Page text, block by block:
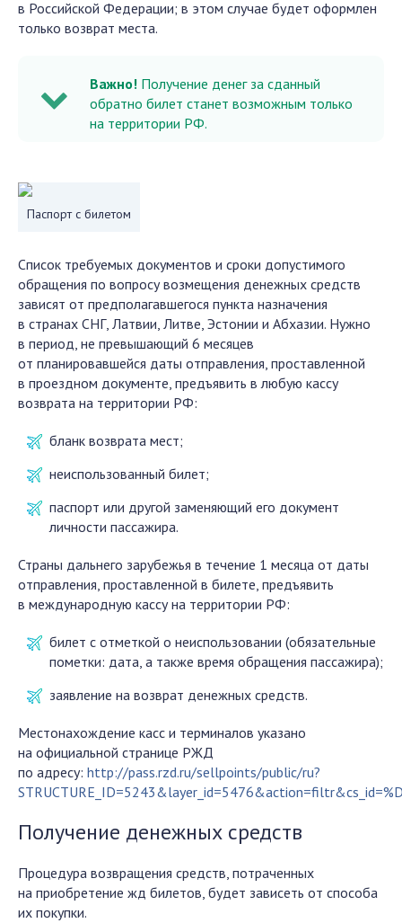
в Российской Федерации; в этом случае будет оформлен
только возврат места.
Важно! Получение денег за сданный
обратно билет станет возможным только
на территории РФ.
Паспорт с билетом
Список требуемых документов и сроки допустимого
обращения по вопросу возмещения денежных средств
зависят от предполагавшегося пункта назначения
в странах СНГ, Латвии, Литве, Эстонии и Абхазии. Нужно
в период, не превышающий 6 месяцев
от планировавшейся даты отправления, проставленной
в проездном документе, предъявить в любую кассу
возврата на территории РФ:
бланк возврата мест;
неиспользованный билет;
паспорт или другой заменяющий его документ
личности пассажира.
Страны дальнего зарубежья в течение 1 месяца от даты
отправления, проставленной в билете, предъявить
в международную кассу на территории РФ:
билет с отметкой о неиспользовании (обязательные
пометки: дата, а также время обращения пассажира);
заявление на возврат денежных средств.
Местонахождение касс и терминалов указано
на официальной странице РЖД
по адресу: http://pass.rzd.ru/sellpoints/public/ru?
Получение денежных средств
Процедура возвращения средств, потраченных
на приобретение жд билетов, будет зависеть от способа
их покупки.